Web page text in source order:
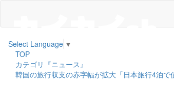
Select Language ▼
TOP
カテゴリ『ニュース』
韓国の旅行収支の赤字幅が拡大「日本旅行4泊で